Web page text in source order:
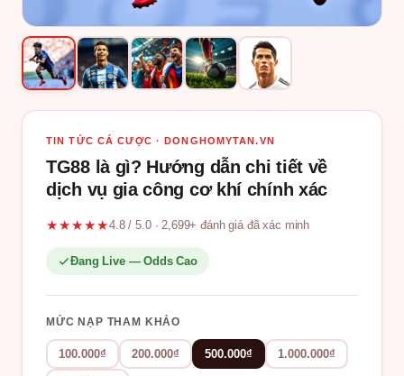
TIN TỨC CÁ CƯỢC · DONGHOMYTAN.VN
TG88 là gì? Hướng dẫn chi tiết về
dịch vụ gia công cơ khí chính xác
★★★★★4.8 / 5.0 · 2,699+ đánh giá đã xác minh
Đang Live — Odds Cao
MỨC NẠP THAM KHẢO
100.000₫ 200.000₫ 500.000₫ 1.000.000₫